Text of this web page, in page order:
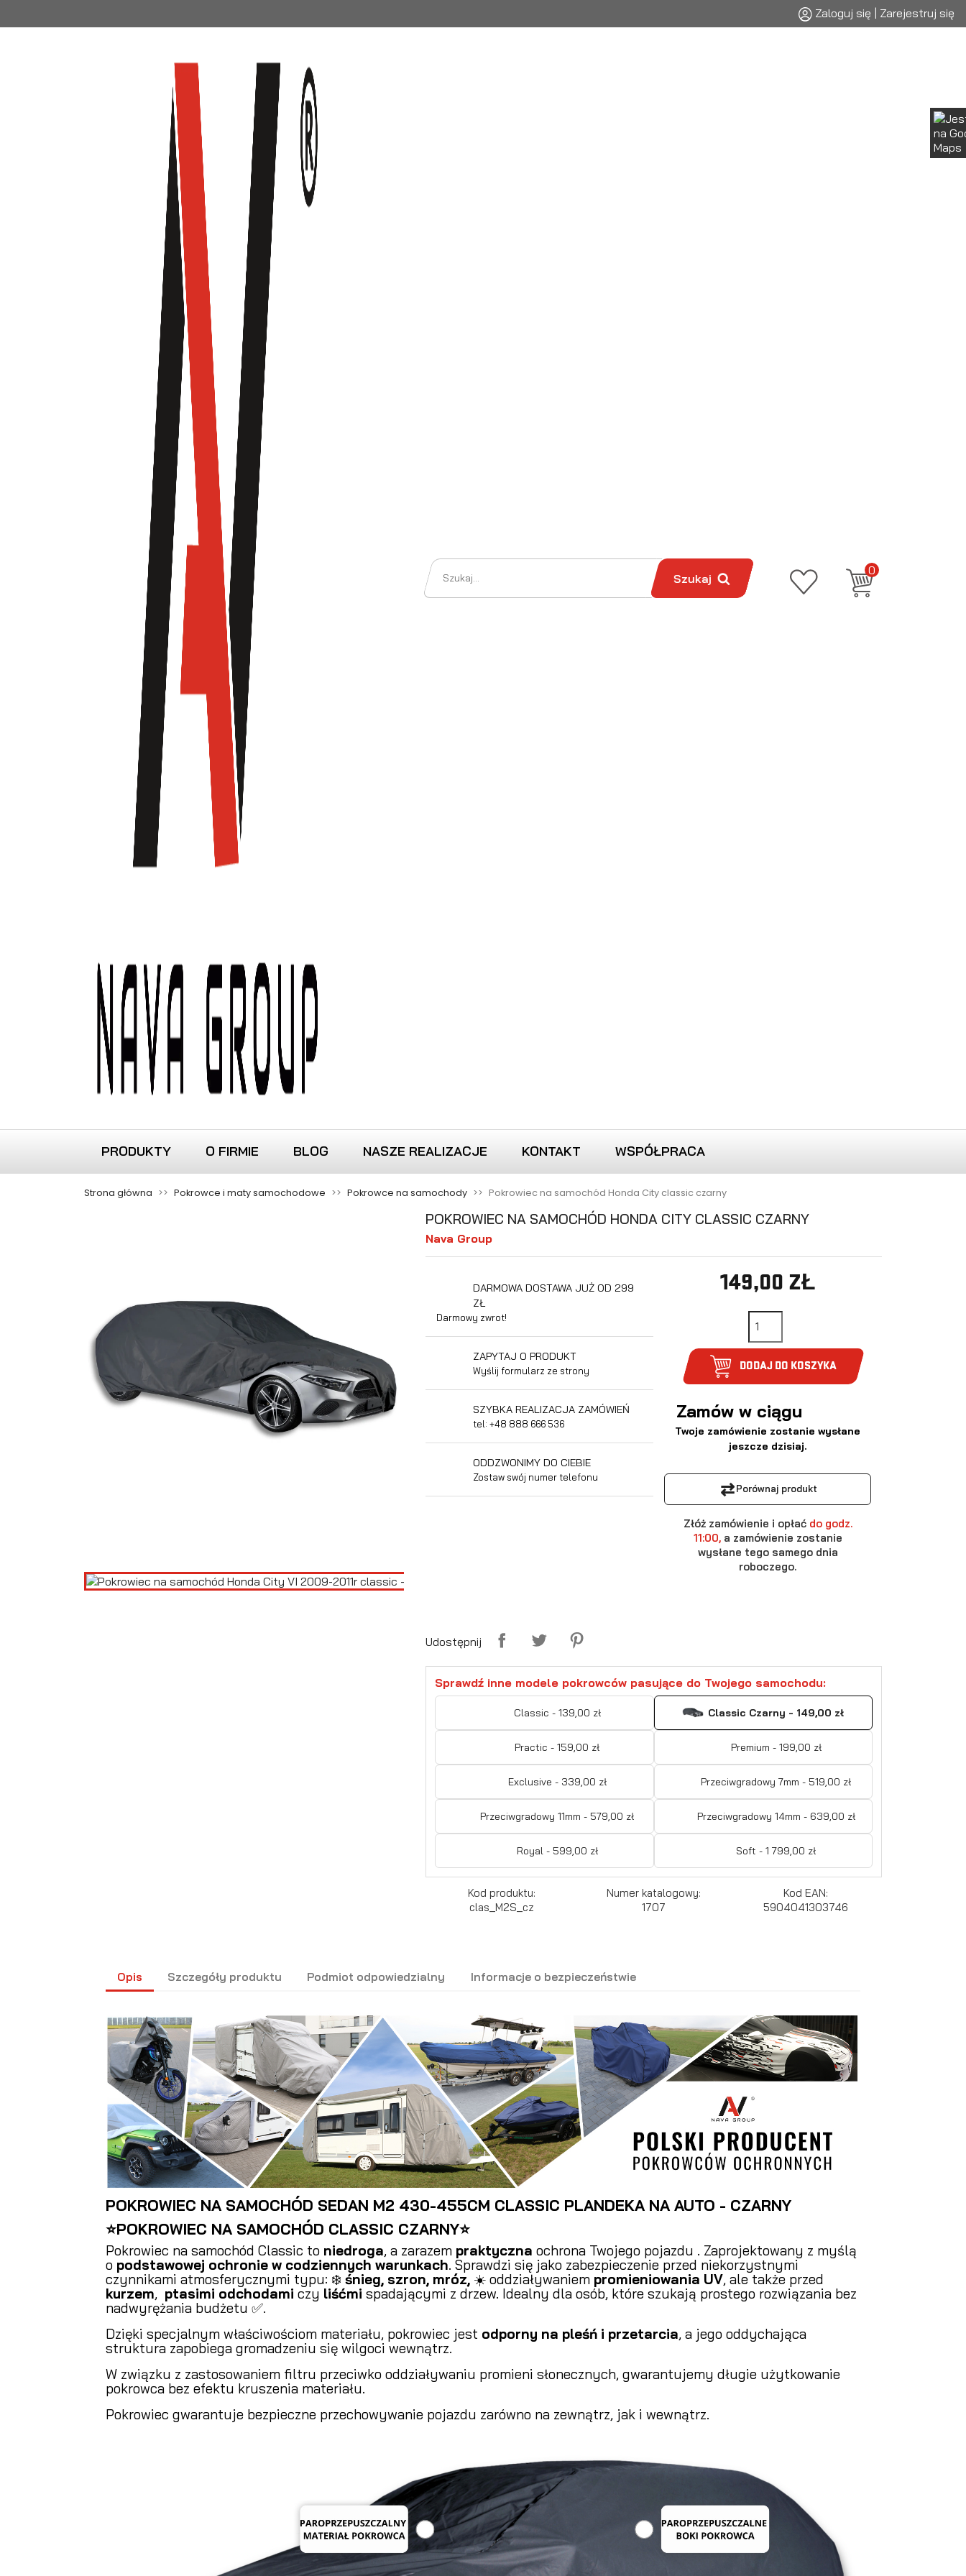
Zaloguj się | Zarejestruj się
Szukaj
0
PRODUKTY O FIRMIE BLOG NASZE REALIZACJE KONTAKT WSPÓŁPRACA
Strona główna Pokrowce i maty samochodowe Pokrowce na samochody Pokrowiec na samochód Honda City classic czarny
POKROWIEC NA SAMOCHÓD HONDA CITY CLASSIC CZARNY
Nava Group
DARMOWA DOSTAWA JUŻ OD 299
ZŁ
Darmowy zwrot!
ZAPYTAJ O PRODUKT
Wyślij formularz ze strony
SZYBKA REALIZACJA ZAMÓWIEŃ
tel: +48 888 666 536
ODDZWONIMY DO CIEBIE
Zostaw swój numer telefonu
149,00 ZŁ
DODAJ DO KOSZYKA
Zamów w ciągu
Twoje zamówienie zostanie wysłane
jeszcze dzisiaj.
⇄ Porównaj produkt
Złóż zamówienie i opłaćdo godz.
11:00, a zamówienie zostanie
wysłane tego samego dnia
roboczego.
Udostępnij
Sprawdź inne modele pokrowców pasujące do Twojego samochodu:
Classic - 139,00 zł Classic Czarny - 149,00 zł
Practic - 159,00 zł Premium - 199,00 zł
Exclusive - 339,00 zł Przeciwgradowy 7mm - 519,00 zł
Przeciwgradowy 11mm - 579,00 zł Przeciwgradowy 14mm - 639,00 zł
Royal - 599,00 zł Soft - 1 799,00 zł
Kod produktu:
clas_M2S_cz
Numer katalogowy:
1707
Kod EAN:
5904041303746
Opis Szczegóły produktu Podmiot odpowiedzialny Informacje o bezpieczeństwie
POKROWIEC NA SAMOCHÓD SEDAN M2 430-455CM CLASSIC PLANDEKA NA AUTO - CZARNY
⭐POKROWIEC NA SAMOCHÓD CLASSIC CZARNY⭐
Pokrowiec na samochód Classic to niedroga, a zarazem praktyczna ochrona Twojego pojazdu . Zaprojektowany z myślą
o podstawowej ochronie w codziennych warunkach. Sprawdzi się jako zabezpieczenie przed niekorzystnymi
czynnikami atmosferycznymi typu: ❄️ śnieg, szron, mróz, ☀️ oddziaływaniem promieniowania UV, ale także przed
kurzem, ptasimi odchodami czy liśćmi spadającymi z drzew. Idealny dla osób, które szukają prostego rozwiązania bez
nadwyrężania budżetu ✅.
Dzięki specjalnym właściwościom materiału, pokrowiec jest odporny na pleśń i przetarcia, a jego oddychająca
struktura zapobiega gromadzeniu się wilgoci wewnątrz.
W związku z zastosowaniem filtru przeciwko oddziaływaniu promieni słonecznych, gwarantujemy długie użytkowanie
pokrowca bez efektu kruszenia materiału.
Pokrowiec gwarantuje bezpieczne przechowywanie pojazdu zarówno na zewnątrz, jak i wewnątrz.